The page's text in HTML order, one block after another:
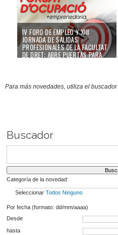
IV FORO DE EMPLEO Y XIII
JORNADA DE SALIDAS
PROFESIONALES DE LA FACULTAT
DE DRET: ABRE PUERTAS PARA
04/02/22
Para más novedades, utiliza el buscador
Buscador
Categoría de la novedad:
Seleccionar Todos Ninguno
Por fecha (formato: dd/mm/aaaa)
Desde
hasta